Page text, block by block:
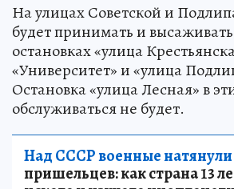
На улицах Советской и
будет принимать и
остановках «улица
«Университет» и «улица
Остановка «улица Лесная» в
обслуживаться не будет.
Над СССР военные натянули
пришельцев: как страна 13